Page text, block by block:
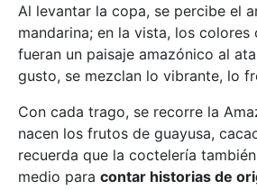
Al levantar la copa, se percibe el
mandarina; en la vista, los
fueran un paisaje amazónico al
gusto, se mezclan lo vibrante, lo
Con cada trago, se recorre la
nacen los frutos de guayusa,
recuerda que la coctelería
medio para contar historias de